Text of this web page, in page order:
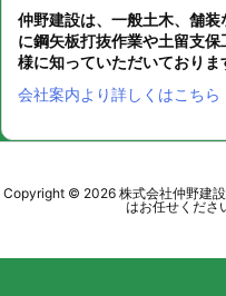
仲野建設は、一般土木、舗
に鋼矢板打抜作業や土留支
様に知っていただいておりま
会社案内より詳しくはこちら
Copyright © 2026 株式会社仲野建
はお任せくださ